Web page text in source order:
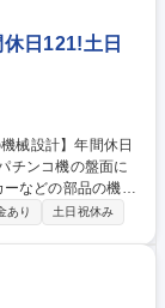
日121!土日
などの部品の機構
に、各演出や世界
ますので安心して
感じながら働くこ
あり 土日祝休み